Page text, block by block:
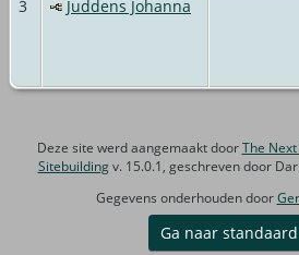
3 Juddens Johanna
Deze site werd aangemaakt doorThe
Sitebuildingv. 15.0.1, geschreven door
Gegevens onderhouden door
Ga naar